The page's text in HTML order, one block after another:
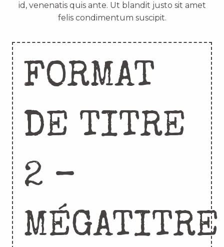
id, venenatis quis ante. Ut blandit justo sit amet
felis condimentum suscipit.
FORMAT
DE TITRE
2 –
MÉGATITRE